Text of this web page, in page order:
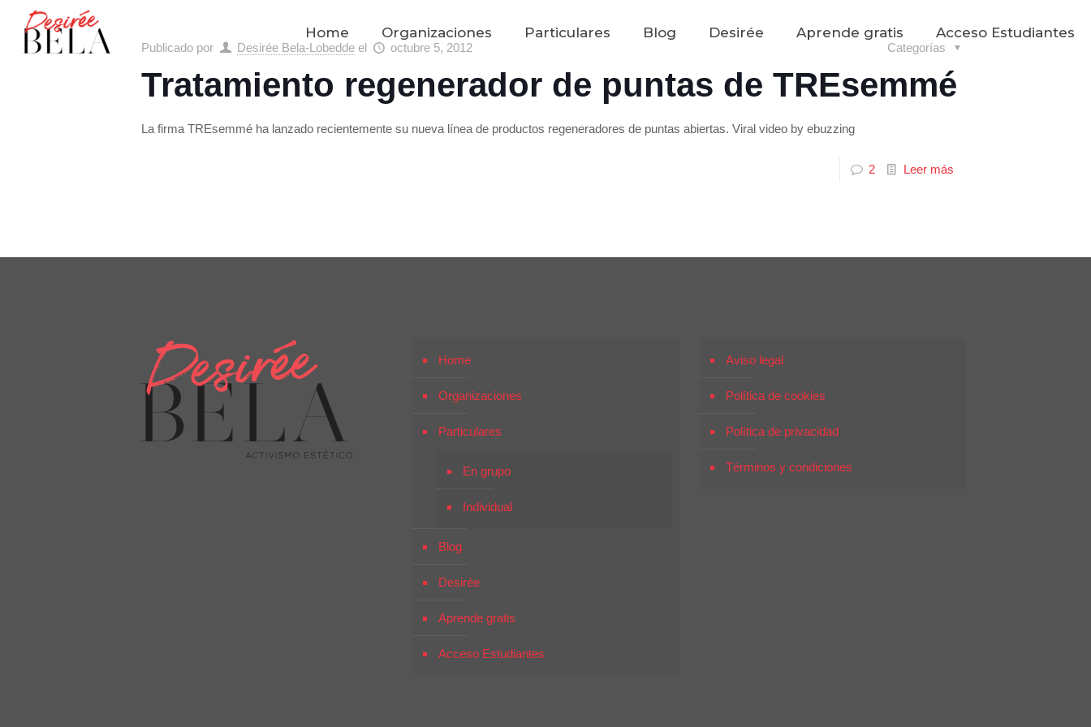
Home Organizaciones Particulares Blog Desirée Aprende gratis Acceso Estudiantes
Publicado por Desirée Bela-Lobedde el octubre 5, 2012 Categorías
Tratamiento regenerador de puntas de TREsemmé
La firma TREsemmé ha lanzado recientemente su nueva línea de productos regeneradores de puntas abiertas. Viral video by ebuzzing
2 Leer más
Home
Organizaciones
Particulares
En grupo
Individual
Blog
Desirée
Aprende gratis
Acceso Estudiantes
Aviso legal
Política de cookies
Política de privacidad
Términos y condiciones